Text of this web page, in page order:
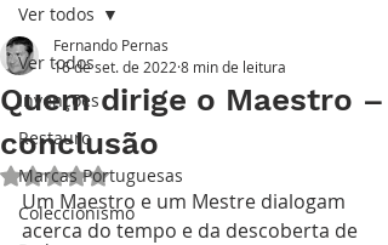
Ver todos
Invenções
Restauro
Marcas Portuguesas
Coleccionismo
Ver todos
Quem dirige o Maestro –
conclusão
Fernando Pernas
16 de set. de 2022 8 min de leitura
Avaliado com NaN de 5 estrelas.
Um Maestro e um Mestre dialogam
acerca do tempo e da descoberta de